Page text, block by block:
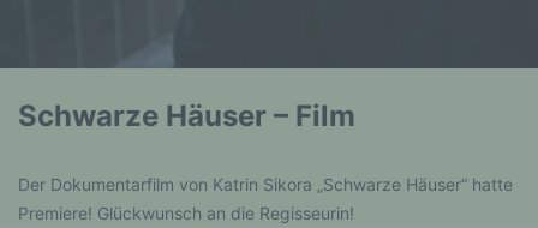
Schwarze Häuser – Film
Der Dokumentarfilm von Katrin Sikora „Schwarze Häuser“ hatte
Premiere! Glückwunsch an die Regisseurin!